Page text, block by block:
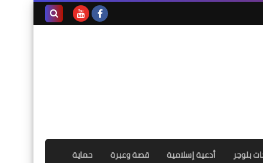
بلوجر أدعية إسلامية قصة وعبرة حماية